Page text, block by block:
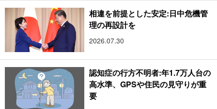
相違を前提とした安定:日中危機管
理の再設計を
2026.07.30
認知症の行方不明者:年1.7万人台の
高水準、GPSや住民の見守りが重
要